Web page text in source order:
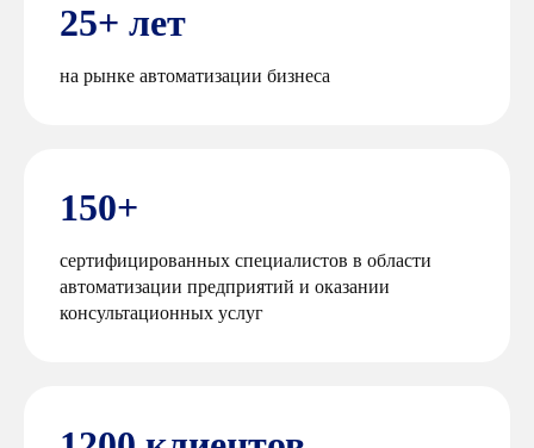
25+ лет
на рынке автоматизации бизнеса
150+
сертифицированных специалистов в области
автоматизации предприятий и оказании
консультационных услуг